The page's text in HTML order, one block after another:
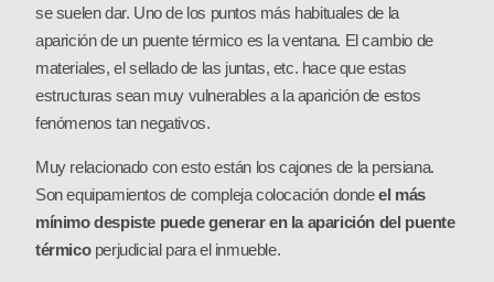
se suelen dar. Uno de los puntos más habituales de la
aparición de un puente térmico es la ventana. El cambio de
materiales, el sellado de las juntas, etc. hace que estas
estructuras sean muy vulnerables a la aparición de estos
fenómenos tan negativos.
Muy relacionado con esto están los cajones de la persiana.
Son equipamientos de compleja colocación dondeel más
mínimo despiste puede generar en la aparición del puente
térmicoperjudicial para el inmueble.